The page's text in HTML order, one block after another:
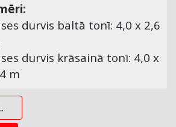
durvis baltā tonī: 4,0 x 2,6
durvis krāsainā tonī: 4,0 x
m